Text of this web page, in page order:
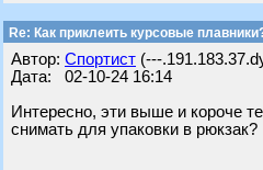
Re: Как приклеить курсовые
Автор: Спортист (---
Дата: 02-10-24 16:14
Интересно, эти выше и короче
снимать для упаковки в рюкзак?